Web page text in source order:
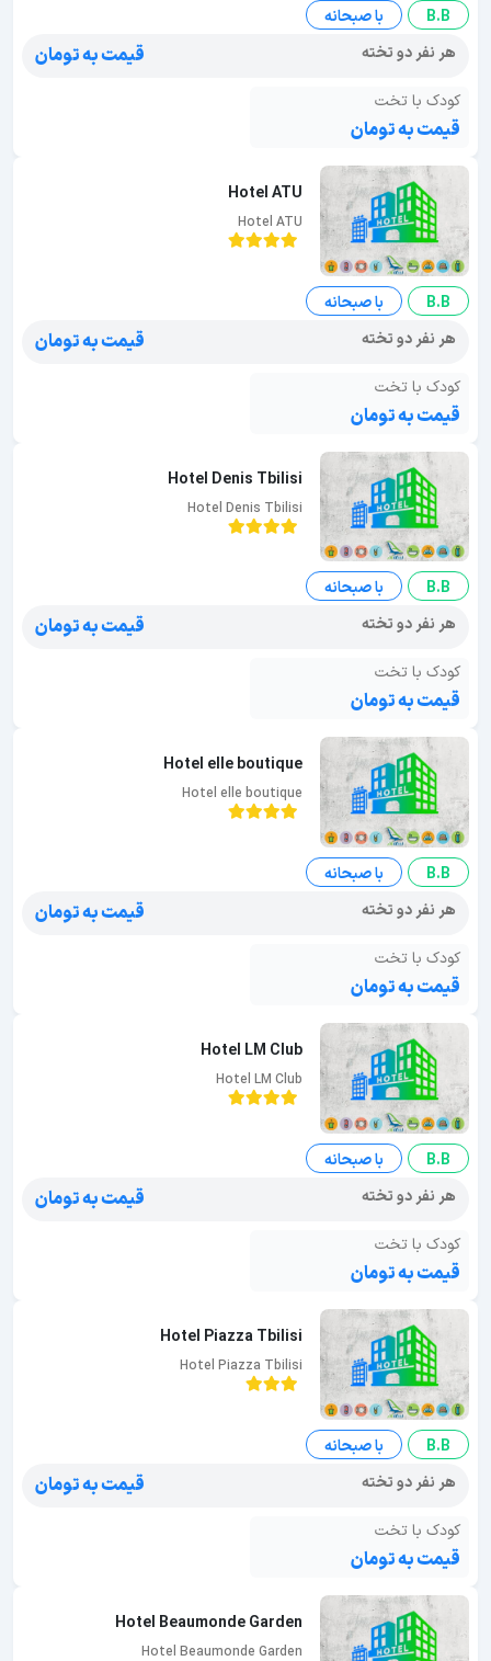
B.B
با صبحانه
هر نفر دو تخته
قیمت به تومان
کودک با تخت
قیمت به تومان
Hotel ATU
Hotel ATU
B.B
با صبحانه
هر نفر دو تخته
قیمت به تومان
کودک با تخت
قیمت به تومان
Hotel Denis Tbilisi
Hotel Denis Tbilisi
B.B
با صبحانه
هر نفر دو تخته
قیمت به تومان
کودک با تخت
قیمت به تومان
Hotel elle boutique
Hotel elle boutique
B.B
با صبحانه
هر نفر دو تخته
قیمت به تومان
کودک با تخت
قیمت به تومان
Hotel LM Club
Hotel LM Club
B.B
با صبحانه
هر نفر دو تخته
قیمت به تومان
کودک با تخت
قیمت به تومان
Hotel Piazza Tbilisi
Hotel Piazza Tbilisi
B.B
با صبحانه
هر نفر دو تخته
قیمت به تومان
کودک با تخت
قیمت به تومان
Hotel Beaumonde Garden
Hotel Beaumonde Garden